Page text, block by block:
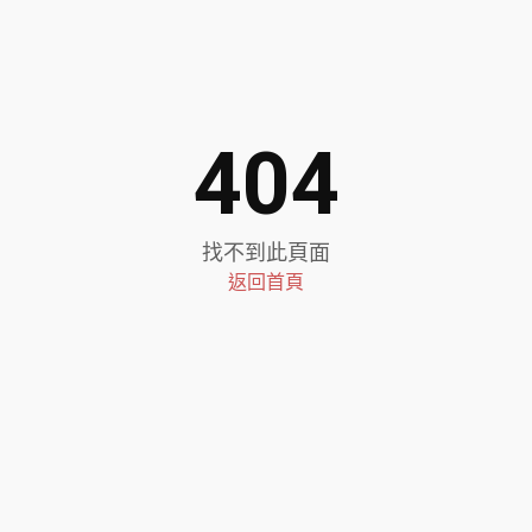
404
找不到此頁面
返回首頁